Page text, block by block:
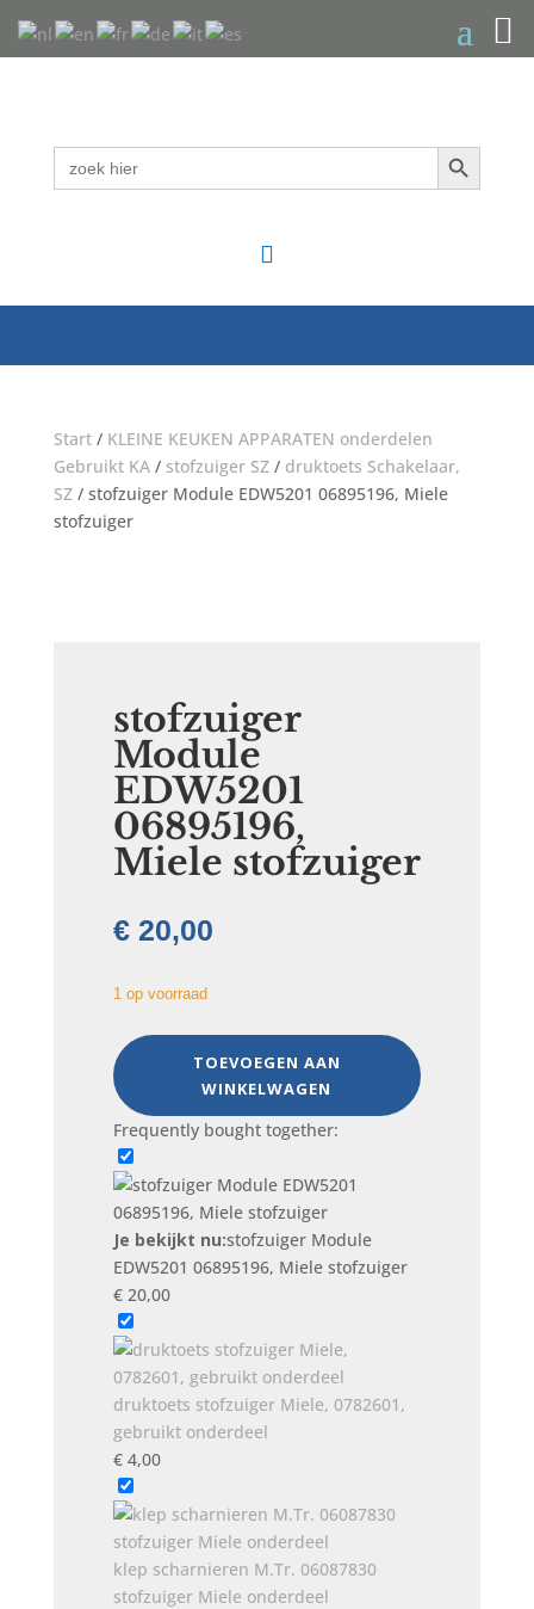
Zoek
naar:
Zoekknop

Start/ KLEINE KEUKEN APPARATEN onderdelen
Gebruikt KA/ stofzuiger SZ/ druktoets Schakelaar,
SZ/ stofzuiger Module EDW5201 06895196, Miele
stofzuiger
stofzuiger
Module
EDW5201
06895196,
Miele stofzuiger
€20,00
1 op voorraad
stofzuiger
Module
EDW5201
06895196,
Miele
stofzuiger
TOEVOEGEN AAN
WINKELWAGEN
Frequently bought together:
Je bekijkt nu:stofzuiger Module
EDW5201 06895196, Miele stofzuiger
€20,00
druktoets stofzuiger Miele, 0782601,
gebruikt onderdeel
€4,00
klep scharnieren M.Tr. 06087830
stofzuiger Miele onderdeel